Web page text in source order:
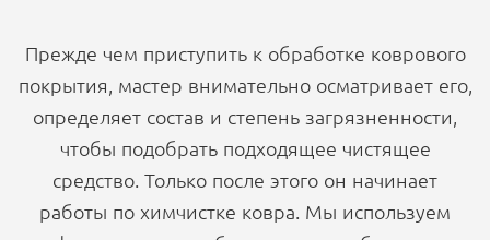
Прежде чем приступить к обработке коврового
покрытия, мастер внимательно осматривает его,
определяет состав и степень загрязненности,
чтобы подобрать подходящее чистящее
средство. Только после этого он начинает
работы по химчистке ковра. Мы используем